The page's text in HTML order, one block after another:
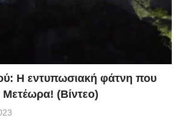
Η εντυπωσιακή φάτνη που
Μετέωρα! (Βίντεο)